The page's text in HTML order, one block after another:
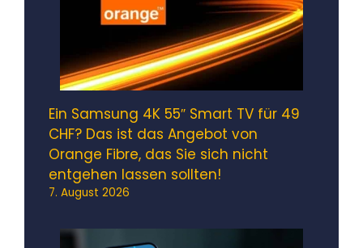
Ein Samsung 4K 55″ Smart TV für 49
CHF? Das ist das Angebot von
Orange Fibre, das Sie sich nicht
entgehen lassen sollten!
7. August 2026